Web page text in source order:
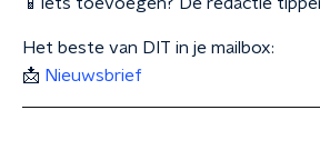
Het beste van DIT in je mailbox:
📩 Nieuwsbrief